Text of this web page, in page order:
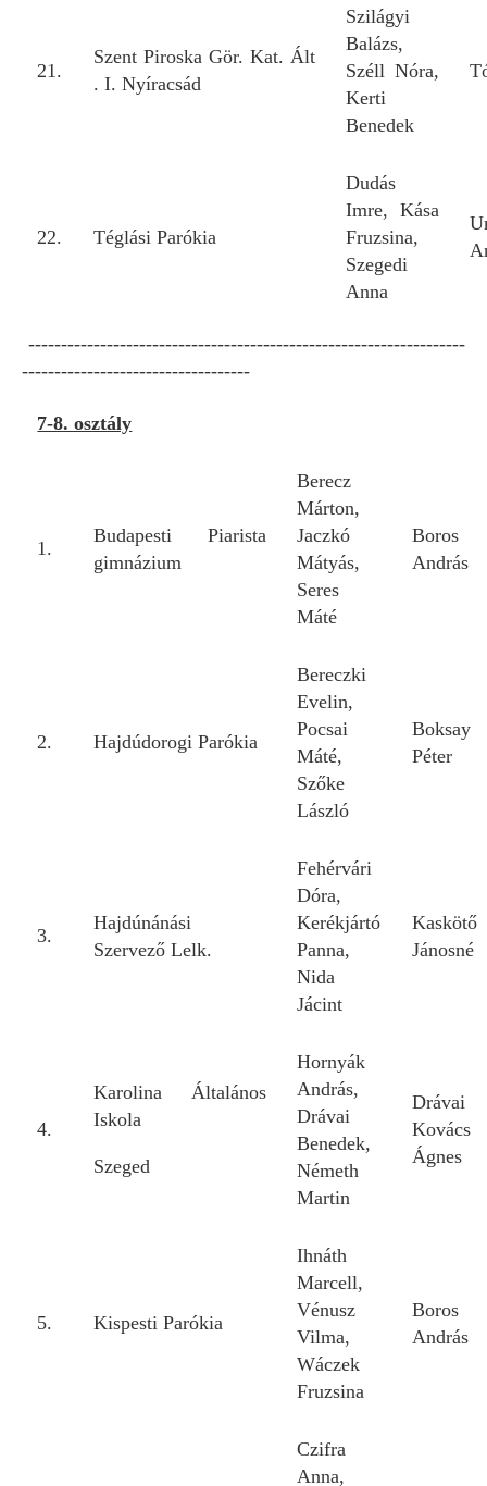
21.
Szent Piroska Gör. Kat. Ált
. I. Nyíracsád
Szilágyi
Balázs,
Széll Nóra,
Kerti
Benedek
22. Téglási Parókia
Dudás
Imre, Kása
Fruzsina,
Szegedi
Anna
-------------------------------------------------------------------
-----------------------------------
7-8. osztály
1.
Budapesti Piarista
gimnázium
Berecz
Márton,
Jaczkó
Mátyás,
Seres
Máté
Boros
András
2. Hajdúdorogi Parókia
Bereczki
Evelin,
Pocsai
Máté,
Szőke
László
Boksay
Péter
3.
Hajdúnánási
Szervező Lelk.
Fehérvári
Dóra,
Kerékjártó
Panna,
Nida
Jácint
Kaskötő
Jánosné
4.
Karolina Általános
Iskola
Szeged
Hornyák
András,
Drávai
Benedek,
Németh
Martin
Drávai
Kovács
Ágnes
5. Kispesti Parókia
Ihnáth
Marcell,
Vénusz
Vilma,
Wáczek
Fruzsina
Boros
András
Czifra
Anna,